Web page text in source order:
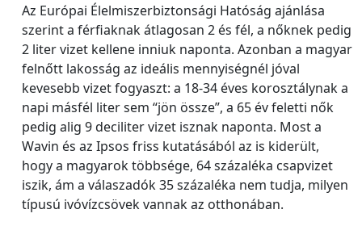
Az Európai Élelmiszerbiztonsági Hatóság ajánlása
szerint a férfiaknak átlagosan 2 és fél, a nőknek pedig
2 liter vizet kellene inniuk naponta. Azonban a magyar
felnőtt lakosság az ideális mennyiségnél jóval
kevesebb vizet fogyaszt: a 18-34 éves korosztálynak a
napi másfél liter sem “jön össze”, a 65 év feletti nők
pedig alig 9 deciliter vizet isznak naponta. Most a
Wavin és az Ipsos friss kutatásából az is kiderült,
hogy a magyarok többsége, 64 százaléka csapvizet
iszik, ám a válaszadók 35 százaléka nem tudja, milyen
típusú ivóvízcsövek vannak az otthonában.